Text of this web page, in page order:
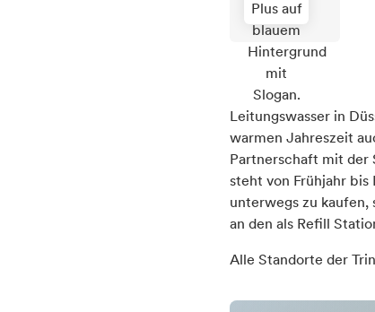
Leitungswasser in
warmen Jahreszeit
Partnerschaft mit der
steht von Frühjahr bis
unterwegs zu kaufen,
an den als Refill
Alle Standorte der